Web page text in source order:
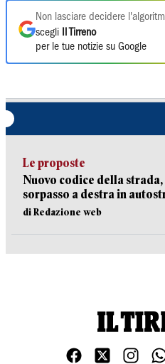
Non lasciare decidere
scegli
Il Tirreno
per le tue notizie su Google
Le proposte
Nuovo codice della strada,
sorpasso a destra in
di Redazione web